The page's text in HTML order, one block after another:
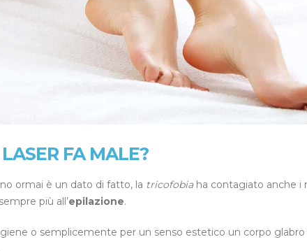
FA MALE?
ormai è un dato di fatto, la tricofobiaha contagiato anche i
più all’epilazione.
o semplicemente per un senso estetico un corpo glabro